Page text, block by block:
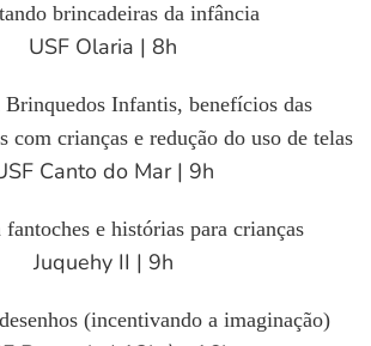
brincadeiras da infância
USF Olaria | 8h
Brinquedos Infantis, benefícios das
com crianças e redução do uso de telas
Canto do Mar | 9h
e histórias para crianças
Juquehy II | 9h
(incentivando a imaginação)